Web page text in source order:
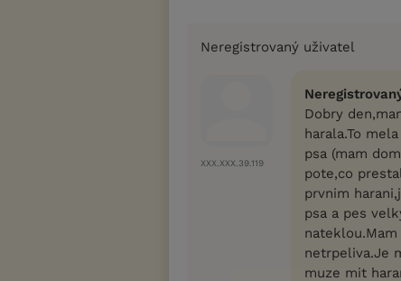
Neregistrovaný uživatel
XXX.XXX.39.119
Dobry
harala.To
psa (mam
pote,co
prvnim
psa a pes
netrpeliva.Je
muze mit